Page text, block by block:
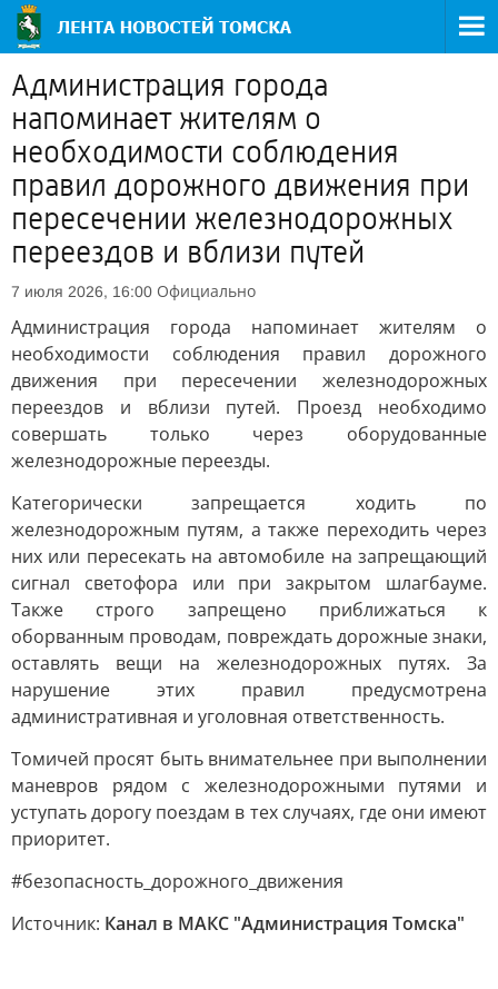
Администрация города
напоминает жителям о
необходимости соблюдения
правил дорожного движения при
пересечении железнодорожных
переездов и вблизи путей
7 июля 2026, 16:00 Официально
Администрация города напоминает жителям о
необходимости соблюдения правил дорожного
движения при пересечении железнодорожных
переездов и вблизи путей. Проезд необходимо
совершать только через оборудованные
железнодорожные переезды.
Категорически запрещается ходить по
железнодорожным путям, а также переходить через
них или пересекать на автомобиле на запрещающий
сигнал светофора или при закрытом шлагбауме.
Также строго запрещено приближаться к
оборванным проводам, повреждать дорожные знаки,
оставлять вещи на железнодорожных путях. За
нарушение этих правил предусмотрена
административная и уголовная ответственность.
Томичей просят быть внимательнее при выполнении
маневров рядом с железнодорожными путями и
уступать дорогу поездам в тех случаях, где они имеют
приоритет.
#безопасность_дорожного_движения
Источник: Канал в МАКС "Администрация Томска"